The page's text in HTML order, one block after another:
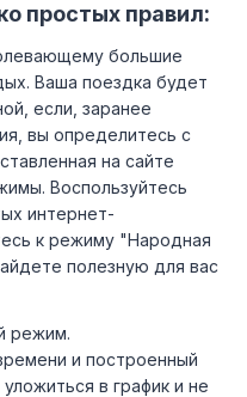
простых правил:
большие
Ваша поездка будет
если, заранее
вы определитесь с
на сайте
Воспользуйтесь
интернет-
к режиму "Народная
полезную для вас
режим.
и построенный
в график и не